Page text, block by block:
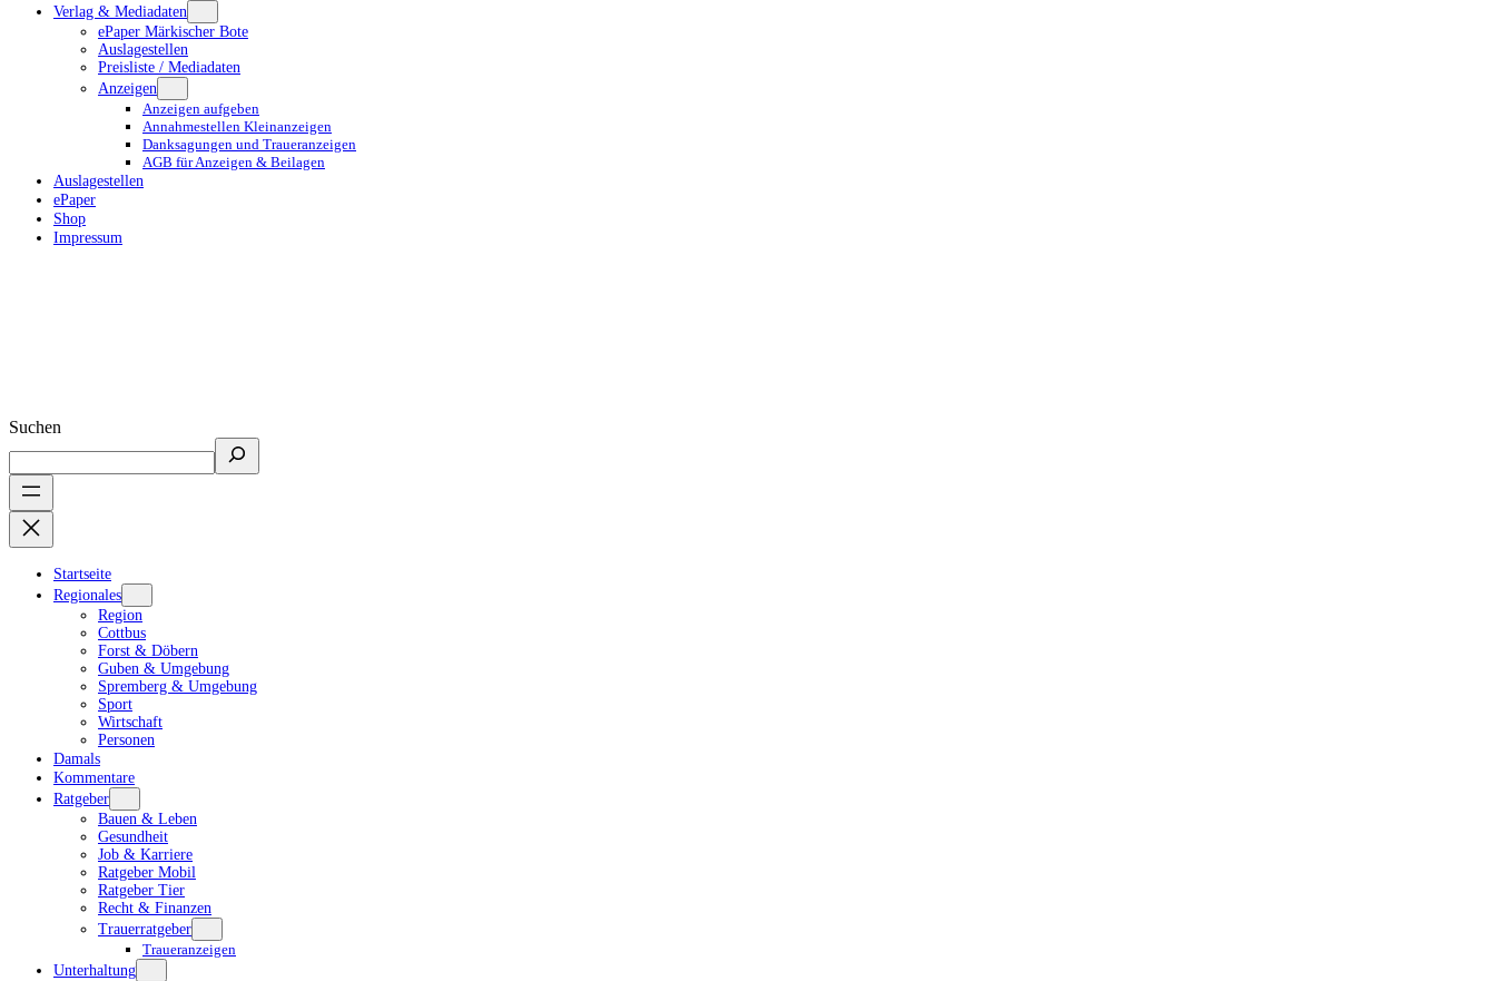
Verlag & Mediadaten
ePaper Märkischer Bote
Auslagestellen
Preisliste / Mediadaten
Anzeigen
Anzeigen aufgeben
Annahmestellen Kleinanzeigen
Danksagungen und Traueranzeigen
AGB für Anzeigen & Beilagen
Auslagestellen
ePaper
Shop
Impressum
Suchen
Startseite
Regionales
Region
Cottbus
Forst & Döbern
Guben & Umgebung
Spremberg & Umgebung
Sport
Wirtschaft
Personen
Damals
Kommentare
Ratgeber
Bauen & Leben
Gesundheit
Job & Karriere
Ratgeber Mobil
Ratgeber Tier
Recht & Finanzen
Trauerratgeber
Traueranzeigen
Unterhaltung